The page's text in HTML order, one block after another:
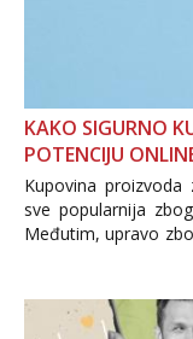
KAKO SIGURNO
POTENCIJU
Kupovina
sve popularnija
Međutim, upravo
i brojni